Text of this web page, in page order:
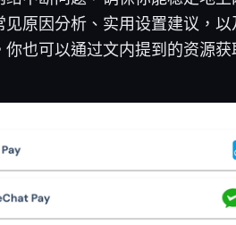
原因分析、实用设置建议，以
也可以通过文内提到的资源获